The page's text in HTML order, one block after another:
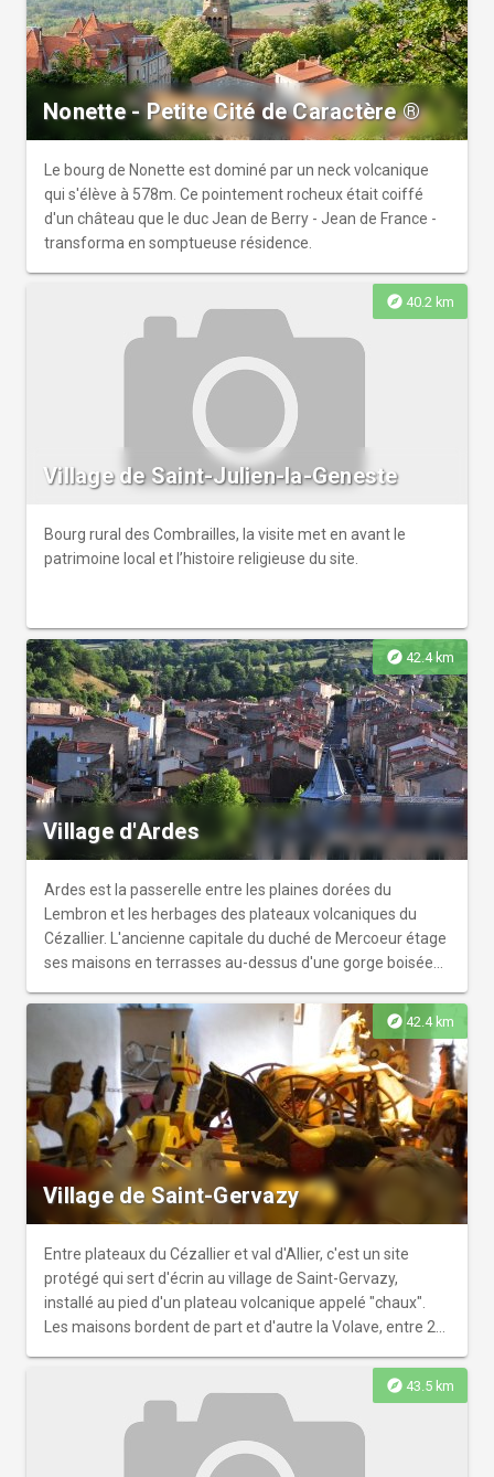
Nonette - Petite Cité de Caractère ®
Le bourg de Nonette est dominé par un neck volcanique
qui s'élève à 578m. Ce pointement rocheux était coiffé
d'un château que le duc Jean de Berry - Jean de France -
transforma en somptueuse résidence.
explore 40.2 km
Village de Saint-Julien-la-Geneste
Bourg rural des Combrailles, la visite met en avant le
patrimoine local et l’histoire religieuse du site.
explore 42.4 km
Village d'Ardes
Ardes est la passerelle entre les plaines dorées du
Lembron et les herbages des plateaux volcaniques du
Cézallier. L'ancienne capitale du duché de Mercoeur étage
ses maisons en terrasses au-dessus d'une gorge boisée
explore 42.4 km
Village de Saint-Gervazy
Entre plateaux du Cézallier et val d'Allier, c'est un site
protégé qui sert d'écrin au village de Saint-Gervazy,
installé au pied d'un plateau volcanique appelé "chaux".
Les maisons bordent de part et d'autre la Volave, entre 2
explore 43.5 km